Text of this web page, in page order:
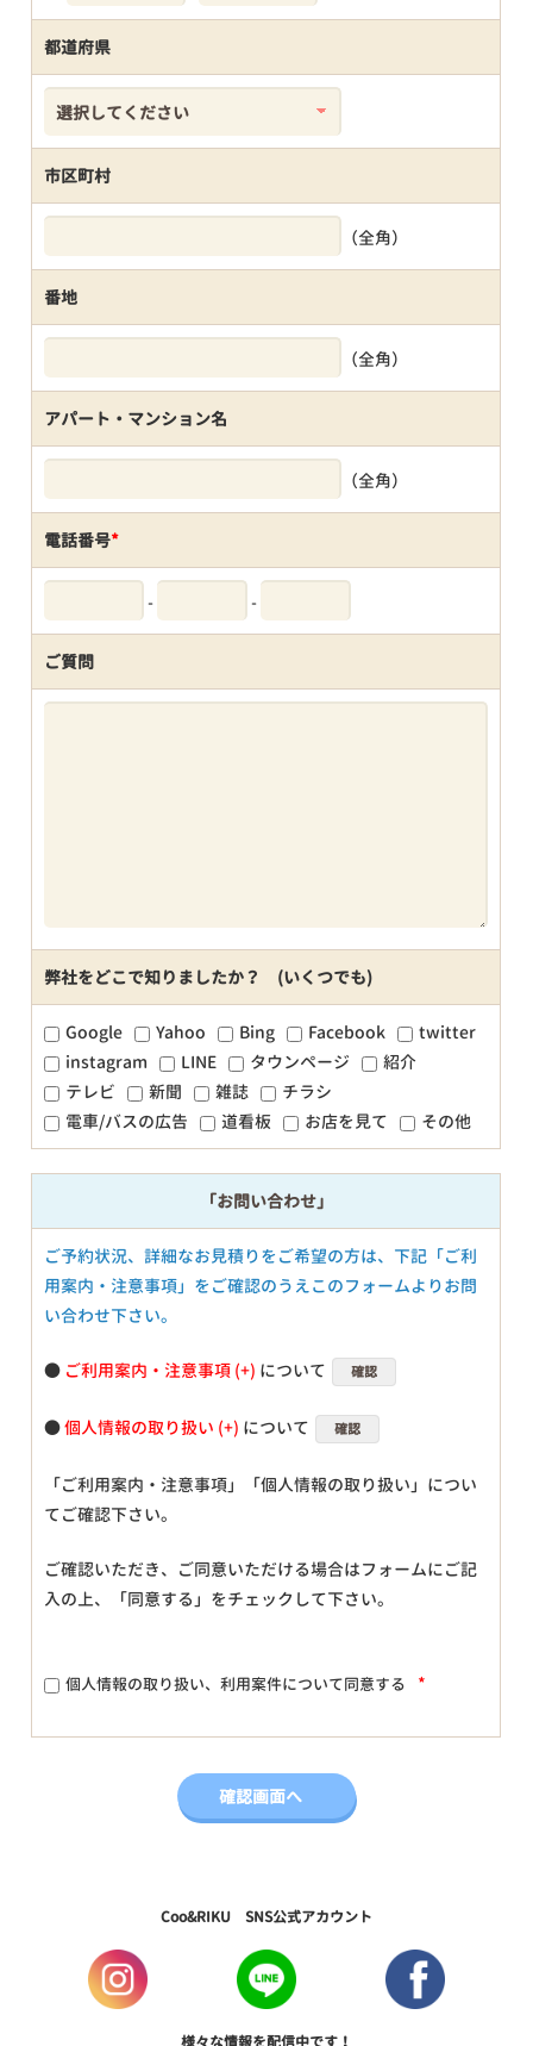
都道府県
市区町村
（全角）
番地
（全角）
アパート・マンション名
（全角）
電話番号*
- -
ご質問
弊社をどこで知りましたか？ (いくつでも)
Google Yahoo Bing Facebook
twitter
instagram
LINE タウンページ
紹介
テレビ
新聞 雑誌
チラシ
電車/バスの広告
道看板 お店を見て その他
「お問い合わせ」
ご予約状況、詳細なお見積りをご希望の方は、下記「ご利
用案内・注意事項」をご確認のうえこのフォームよりお問
い合わせ下さい。
● ご利用案内・注意事項 について 確認
●個人情報の取り扱い について 確認
「ご利用案内・注意事項」「個人情報の取り扱い」につい
てご確認下さい。
ご確認いただき、ご同意いただける場合はフォームにご記
入の上、「同意する」をチェックして下さい。
個人情報の取り扱い、利用案件について同意する *
Coo&RIKU SNS公式アカウント
様々な情報を配信中です！